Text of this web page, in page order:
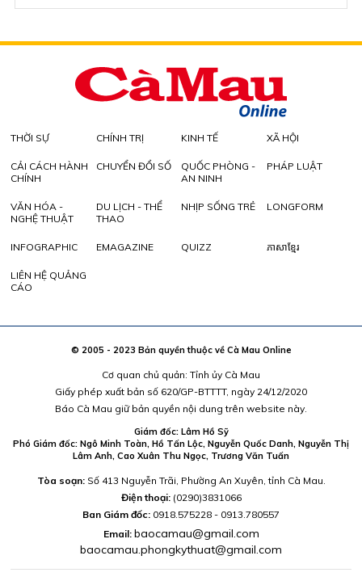
THỜI SỰ CHÍNH TRỊ KINH TẾ XÃ HỘI
CẢI CÁCH HÀNH
CHÍNH
CHUYỂN ĐỔI SỐ
QUỐC PHÒNG -
AN NINH
PHÁP LUẬT
VĂN HÓA -
NGHỆ THUẬT
DU LỊCH - THỂ
THAO
NHỊP SỐNG TRẺ LONGFORM
INFOGRAPHIC EMAGAZINE QUIZZ ភាសាខ្មែរ
LIÊN HỆ QUẢNG
CÁO
© 2005 - 2023 Bản quyền thuộc về Cà Mau Online
Cơ quan chủ quản: Tỉnh ủy Cà Mau
Giấy phép xuất bản số 620/GP-BTTTT, ngày 24/12/2020
Báo Cà Mau giữ bản quyền nội dung trên website này.
Giám đốc: Lâm Hồ Sỹ
Phó Giám đốc: Ngô Minh Toàn, Hồ Tấn Lộc, Nguyễn Quốc Danh, Nguyễn Thị
Lâm Anh, Cao Xuân Thu Ngọc, Trương Văn Tuấn
Tòa soạn:Số 413 Nguyễn Trãi, Phường An Xuyên, tỉnh Cà Mau.
Điện thoại: (0290)3831066
Ban Giám đốc: 0918.575228 - 0913.780557
Email: baocamau@gmail.com
baocamau.phongkythuat@gmail.com